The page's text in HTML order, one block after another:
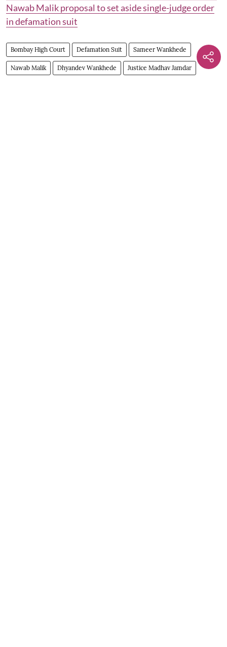
Nawab Malik proposal to set aside single-judge order
in defamation suit
Bombay High Court Defamation Suit Sameer Wankhede
Nawab Malik Dhyandev Wankhede Justice Madhav Jamdar